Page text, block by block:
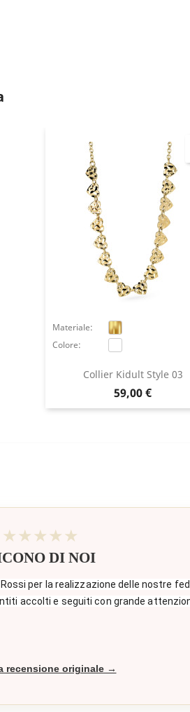
Collier Kidult Style 03
Prezzo
59,00 €
Materiale:
Colore:
★★★★★
DI NOI
per la realizzazione delle nostre
accolti e seguiti con grande
recensione originale →